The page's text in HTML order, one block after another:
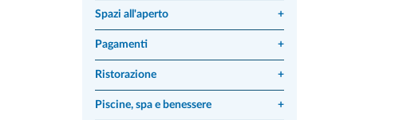
Spazi all'aperto +
Pagamenti +
Ristorazione +
Piscine, spa e benessere +